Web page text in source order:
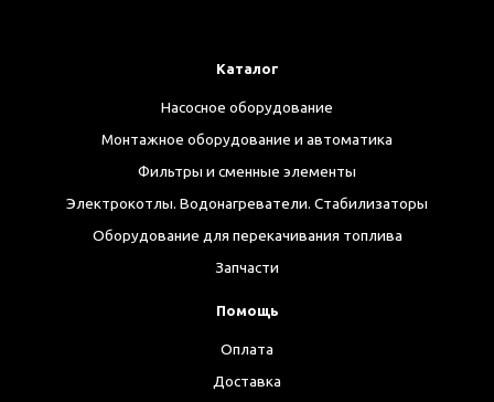
Каталог
Насосное оборудование
Монтажное оборудование и автоматика
Фильтры и сменные элементы
Электрокотлы. Водонагреватели. Стабилизаторы
Оборудование для перекачивания топлива
Запчасти
Помощь
Оплата
Доставка